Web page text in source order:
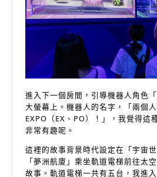
進入下一個房間，引導機器人角色
大螢幕上。機器人的名字，「兩個
EXPO（EX、PO）！」，我覺得這
非常有趣呢。
這裡的故事背景時代設定在「宇宙
「夢洲航廈」乘坐軌道電梯前往太
故事。軌道電梯一共有五台，我進入